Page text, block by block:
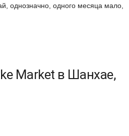
однозначно, одного месяца мало,
Market в Шанхае,